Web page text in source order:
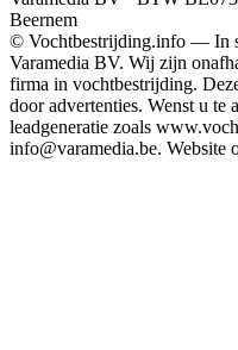
Beernem
© Vochtbestrijding.info — In
Varamedia BV. Wij zijn
firma in vochtbestrijding.
door advertenties. Wenst u te
leadgeneratie zoals
info@varamedia.be. Website